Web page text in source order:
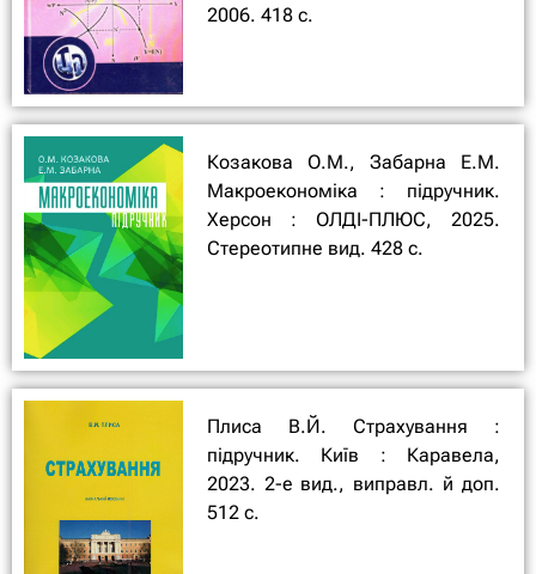
2006. 418 с.
Козакова О.М., Забарна Е.М.
Макроекономіка : підручник.
Херсон : ОЛДІ-ПЛЮС, 2025.
Стереотипне вид. 428 с.
Плиса В.Й. Страхування :
підручник. Київ : Каравела,
2023. 2-е вид., виправл. й доп.
512 с.